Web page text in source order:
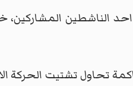
الناشطين
تحاول تشتيت